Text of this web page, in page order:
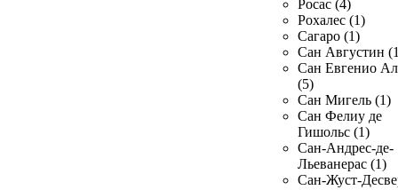
Росас (4)
Рохалес (1)
Сагаро (1)
Сан Августин
Сан Евгенио
(5)
Сан Мигель (1)
Сан Фелиу де
Гишольс (1)
Сан-Андрес-де-
Льеванерас (1)
Сан-Жуст-